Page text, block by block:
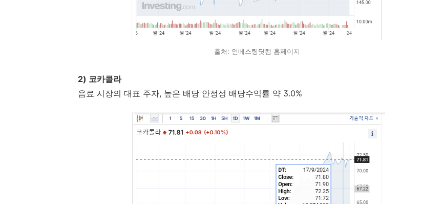
출처: 인베스팅닷컴 홈페이지
2) 코카콜라
음료 시장의 대표 주자, 높은 배당 안정성 배당수익률 약 3.0%